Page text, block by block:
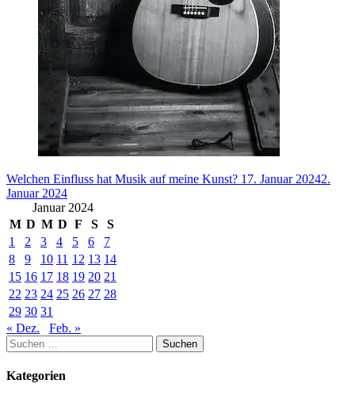
Welchen Einfluss hat Musik auf meine Kunst? 17. Januar 20242.
Januar 2024
Januar 2024
M D M D F S
S
1
2 3 4 5 6
7
8
9 10 11 12 13 14
15 16 17 18 19 20 21
22 23 24 25 26 27 28
29 30 31
« Dez.
Feb. »
Suchen
nach:
Kategorien